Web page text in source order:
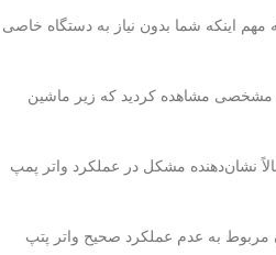
و چگونه تست‌هایی برای ارزیابی وضعیت واتر پمپ خودروها مانند پژو 405 و پراید انجام دهیم. نکته مهم اینکه شما بدون نیاز به دستگاه خاصی
مشخصی مشاهده کردید که زیر ماشین
نشان‌دهنده مشکل در عملکرد واتر پمپ
مربوط به عدم عملکرد صحیح واتر پتپ